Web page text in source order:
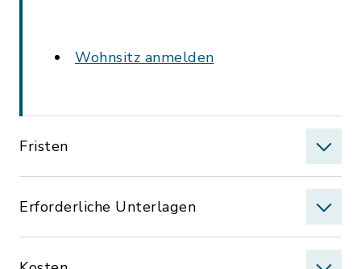
Wohnsitz anmelden
Fristen
Erforderliche Unterlagen